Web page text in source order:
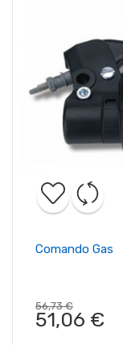
Comando Gas
56,73 €
51,06 €